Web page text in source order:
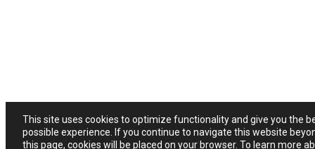
This site uses cookies to optimize functionality and give you the
possible experience. If you continue to navigate this website
this page, cookies will be placed on your browser. To learn more